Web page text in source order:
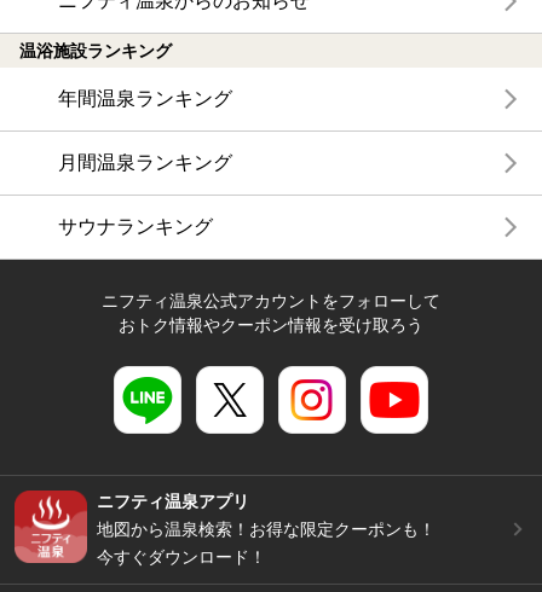
温浴施設ランキング
年間温泉ランキング
月間温泉ランキング
サウナランキング
ニフティ温泉公式アカウントをフォローして
おトク情報やクーポン情報を受け取ろう
ニフティ温泉アプリ
地図から温泉検索！お得な限定クーポンも！
今すぐダウンロード！